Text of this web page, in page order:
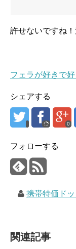
許せないですね
フェラが好きで
シェアする
0
フォローする
携帯特価ド
関連記事